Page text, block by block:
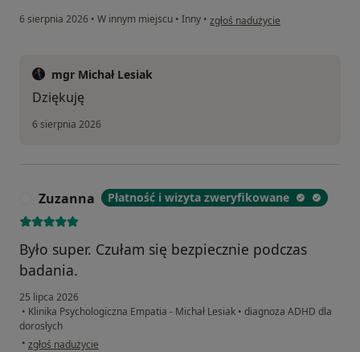
6 sierpnia 2026 • W innym miejscu • Inny • w opinii użytkownika ZZ
zgłoś nadużycie
mgr Michał Lesiak
Dziękuję
6 sierpnia 2026
Zuzanna Płatność i wizyta zweryfikowane
Było super. Czułam się bezpiecznie podczas
badania.
25 lipca 2026
• Klinika Psychologiczna Empatia - Michał Lesiak • diagnoza ADHD dla
dorosłych
• w opinii użytkownika Zuzanna
zgłoś nadużycie